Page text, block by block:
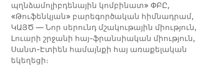
պղնձամոլիբդենային կոմբինատ» ՓԲԸ,
«Թուֆենկյան» բարեգործական հիմնադրամ,
ԿԱՅԾ — Նոր սերունդ մշակութային միություն,
Լուարի շրջանի հայ-ֆրանսիական միություն,
Սանտ-Էտիեն համայնքի հայ առաքելական
եկեղեցի։